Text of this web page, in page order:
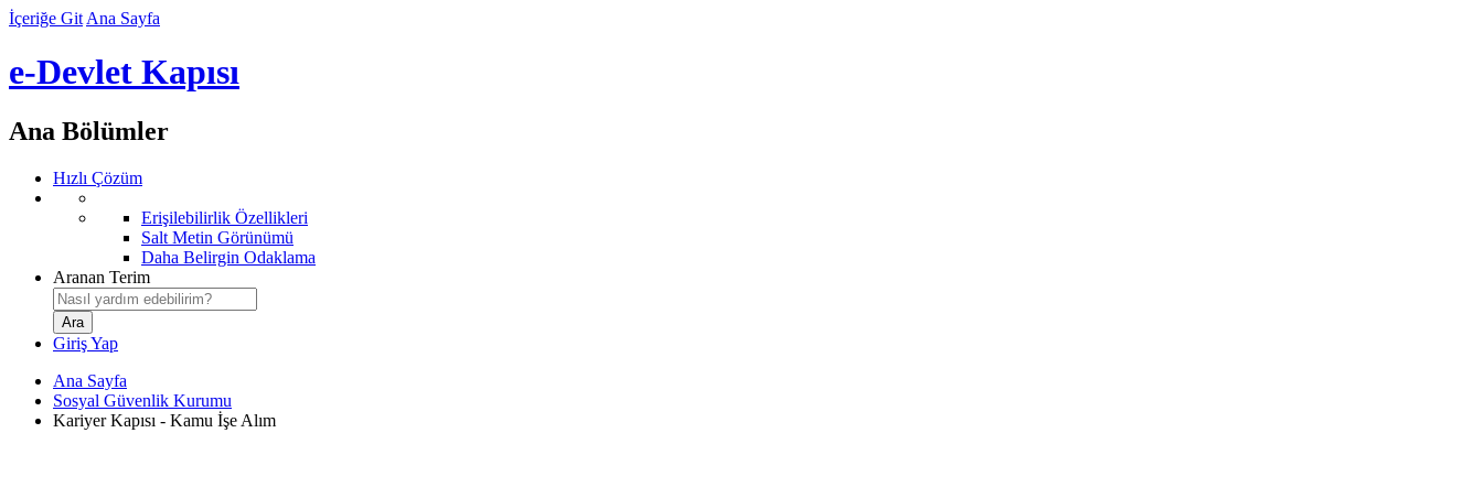
İçeriğe Git Ana Sayfa
e-Devlet Kapısı
Ana Bölümler
Hızlı Çözüm
Erişilebilirlik Özellikleri
Salt Metin Görünümü
Daha Belirgin Odaklama
Aranan Terim
Giriş Yap
Ana Sayfa
Sosyal Güvenlik Kurumu
Kariyer Kapısı - Kamu İşe Alım